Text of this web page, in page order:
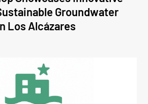
Groundwater
Los Alcázares